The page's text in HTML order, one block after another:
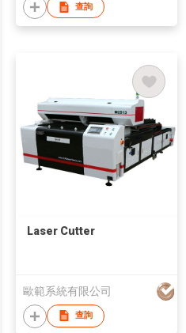
查詢
Laser Cutter
歐範系統有限公司
查詢